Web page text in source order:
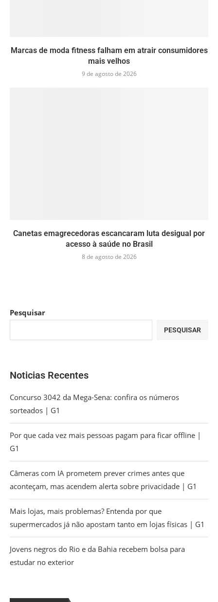
Marcas de moda fitness falham em atrair consumidores
mais velhos
9 de agosto de 2026
Canetas emagrecedoras escancaram luta desigual por
acesso à saúde no Brasil
8 de agosto de 2026
Pesquisar
PESQUISAR
Noticias Recentes
Concurso 3042 da Mega-Sena: confira os números
sorteados | G1
Por que cada vez mais pessoas pagam para ficar offline |
G1
Câmeras com IA prometem prever crimes antes que
aconteçam, mas acendem alerta sobre privacidade | G1
Mais lojas, mais problemas? Entenda por que
supermercados já não apostam tanto em lojas físicas | G1
Jovens negros do Rio e da Bahia recebem bolsa para
estudar no exterior